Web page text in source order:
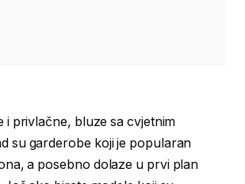
i privlačne, bluze sa cvjetnim
su garderobe koji je popularan
a posebno dolaze u prvi plan